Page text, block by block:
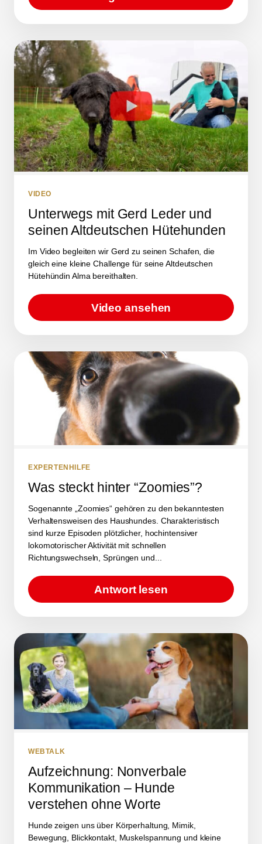
VIDEO
Unterwegs mit Gerd Leder und
seinen Altdeutschen Hütehunden
Im Video begleiten wir Gerd zu seinen Schafen, die
gleich eine kleine Challenge für seine Altdeutschen
Hütehündin Alma bereithalten.
Video ansehen
EXPERTENHILFE
Was steckt hinter “Zoomies”?
Sogenannte „Zoomies“ gehören zu den bekanntesten
Verhaltensweisen des Haushundes. Charakteristisch
sind kurze Episoden plötzlicher, hochintensiver
lokomotorischer Aktivität mit schnellen
Richtungswechseln, Sprüngen und...
Antwort lesen
WEBTALK
Aufzeichnung: Nonverbale
Kommunikation – Hunde
verstehen ohne Worte
Hunde zeigen uns über Körperhaltung, Mimik,
Bewegung, Blickkontakt, Muskelspannung und kleine